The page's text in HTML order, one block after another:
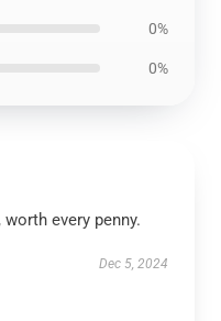
0%
0%
every penny.
Dec 5, 2024